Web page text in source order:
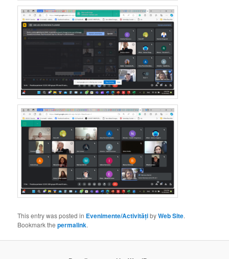
This entry was posted in Evenimente/ActivitățibyWeb Site.
Bookmark thepermalink.